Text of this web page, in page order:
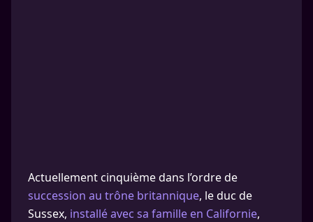
Actuellement cinquième dans l’ordre de
succession au trône britannique, le duc de
Sussex, installé avec sa famille en Californie,